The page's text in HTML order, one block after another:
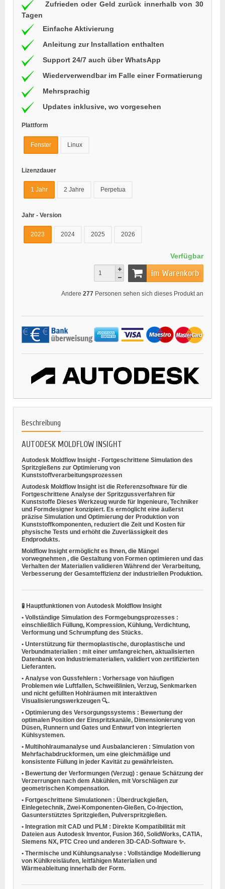
Zufrieden oder Geld zurück innerhalb von 30
Tagen
Einfache Aktivierung
Anleitung zur Installation enthalten
Support 24/7 auch über WhatsApp
Wiederverwendbar im Falle einer Formatierung
Mehrsprachig
Updates inklusive, wo vorgesehen
Plattform
Fenster Linux
Lizenzdauer
1 Jahr 2 Jahre Perpetua
Jahr - Version
2023 2024 2025 2026
Verfügbar
im Warenkorb
Andere 277 Personen sehen sich dieses Produkt an
Beschreibung
AUTODESK MOLDFLOW INSIGHT
Autodesk Moldflow Insight - Fortgeschrittene Simulation des
Spritzgießens zur Optimierung von
Kunststoffverarbeitungsprozessen
Autodesk Moldflow Insight ist die Referenzsoftware für die
Fortgeschrittene Analyse der Spritzgussverfahren für
Kunststoffe Dieses Werkzeug wurde für Ingenieure, Techniker
und Formdesigner konzipiert. Es ermöglicht eine äußerst
präzise Simulation und Optimierung der Produktion von
Kunststoffkomponenten, reduziert die Zeit und Kosten für
physische Tests und erhöht die Zuverlässigkeit des
Endprodukts.
Moldflow Insight ermöglicht es Ihnen, die Mängel
vorwegnehmen , die Gestaltung von Formen optimieren und das
Verhalten der Materialien validieren Während der Verarbeitung,
Verbesserung der Gesamteffizienz der industriellen Produktion.
🧪 Hauptfunktionen von Autodesk Moldflow Insight
• Vollständige Simulation des Formgebungsprozesses :
einschließlich Füllung, Kompression, Kühlung, Verdichtung,
Verformung und Schrumpfung des Stücks.
• Unterstützung für thermoplastische, duroplastische und
Verbundmaterialien : mit einer umfangreichen, aktualisierten
Datenbank von Industriematerialien, validiert von zertifizierten
Lieferanten.
• Analyse von Gussfehlern : Vorhersage von häufigen
Problemen wie Luftfallen, Schweißlinien, Verzug, Senkmarken
und nicht gefüllten Hohlräumen mit interaktiven
Visualisierungswerkzeugen 🔍.
• Optimierung des Versorgungssystems : Bewertung der
optimalen Position der Einspritzkanäle, Dimensionierung von
Düsen, Runnern und Gates und Entwurf von integrierten
Kühlsystemen.
• Multihohlraumanalyse und Ausbalancieren : Simulation von
Mehrfachabdruckformen, um eine gleichmäßige und
konsistente Füllung in jeder Kavität zu gewährleisten.
• Bewertung der Verformungen (Verzug) : genaue Schätzung der
Verzerrungen nach dem Abkühlen, mit Vorschlägen zur
geometrischen Kompensation.
• Fortgeschrittene Simulationen : Überdruckgießen,
Einlegetechnik, Zwei-Komponenten-Gießen, Co-Injection,
Gasunterstütztes Spritzgießen, Pulverspritzgießen.
• Integration mit CAD und PLM : Direkte Kompatibilität mit
Dateien aus Autodesk Inventor, Fusion 360, SolidWorks, CATIA,
Siemens NX, PTC Creo und anderen 3D-CAD-Software ✨.
• Thermische und Kühlungsanalyse : Vollständige Modellierung
von Kühlkreisläufen, leitfähigen Materialien und
Wärmeableitung innerhalb der Form.